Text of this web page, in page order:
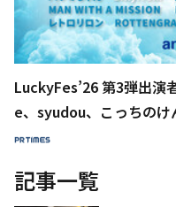
LuckyFes’26 第3弾出
e、syudou、こっちのけ
I、MUCCら計104組決定
記事一覧